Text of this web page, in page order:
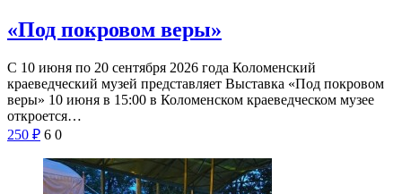
«Под покровом веры»
С 10 июня по 20 сентября 2026 года Коломенский
краеведческий музей представляет Выставка «Под покровом
веры» 10 июня в 15:00 в Коломенском краеведческом музее
откроется…
250 ₽ 6 0